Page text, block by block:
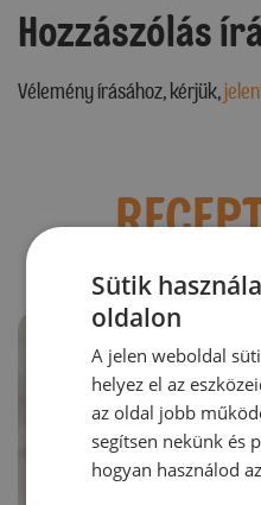
Hozzászólás
Vélemény írásához, kérjük,
Sütik
oldalon
A jelen weboldal
helyez el az
az oldal jobb
segítsen nekünk és
hogyan használod